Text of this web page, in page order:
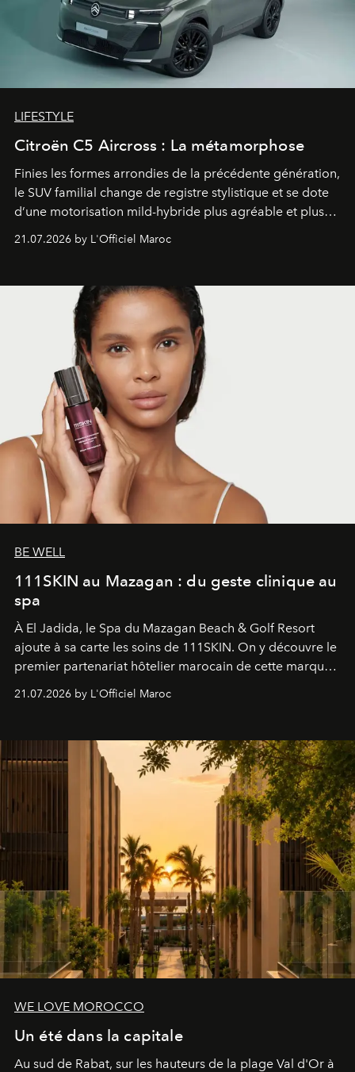
LIFESTYLE
Citroën C5 Aircross : La métamorphose
Finies les formes arrondies de la précédente génération,
le SUV familial change de registre stylistique et se dote
d’une motorisation mild-hybride plus agréable et plus
gagné en maturité.
21.07.2026 by L'Officiel Maroc
BE WELL
111SKIN au Mazagan : du geste clinique au
spa
À El Jadida, le Spa du Mazagan Beach & Golf Resort
ajoute à sa carte les soins de 111SKIN. On y découvre le
premier partenariat hôtelier marocain de cette marque
londonien et construite depuis autour d'un actif breveté,
21.07.2026 by L'Officiel Maroc
WE LOVE MOROCCO
Un été dans la capitale
Au sud de Rabat, sur les hauteurs de la plage Val d'Or à